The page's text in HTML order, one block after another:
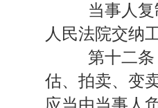
当事人复制
人民法院交纳
第十二条
估、拍卖、变
应当由当事人